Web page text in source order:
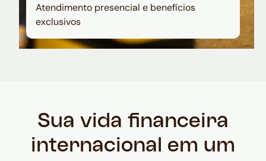
Atendimento presencial e benefícios
exclusivos
Sua vida financeira
internacional em um